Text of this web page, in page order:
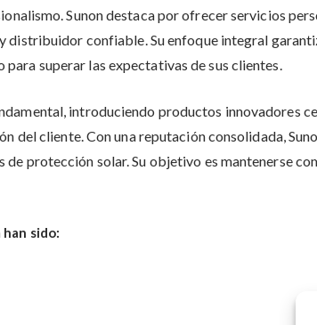
Sunon destaca por ofrecer servicios
confiable. Su enfoque integral
superar las expectativas de sus clientes.
introduciendo productos innovadores
del cliente. Con una reputación consolidada,
protección solar. Su objetivo es mantenerse
sido: